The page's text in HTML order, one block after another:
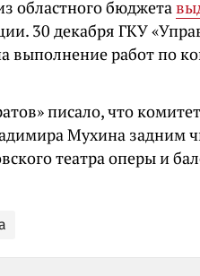
областного бюджета
30 декабря ГКУ
выполнение работ по
писало, что
Мухина задним
театра оперы и